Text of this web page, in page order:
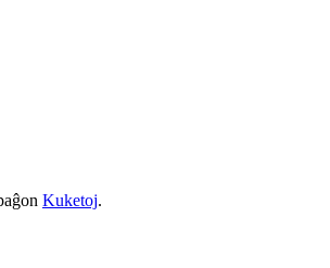
Kuketoj.